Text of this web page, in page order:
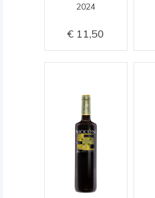
2024
11,50